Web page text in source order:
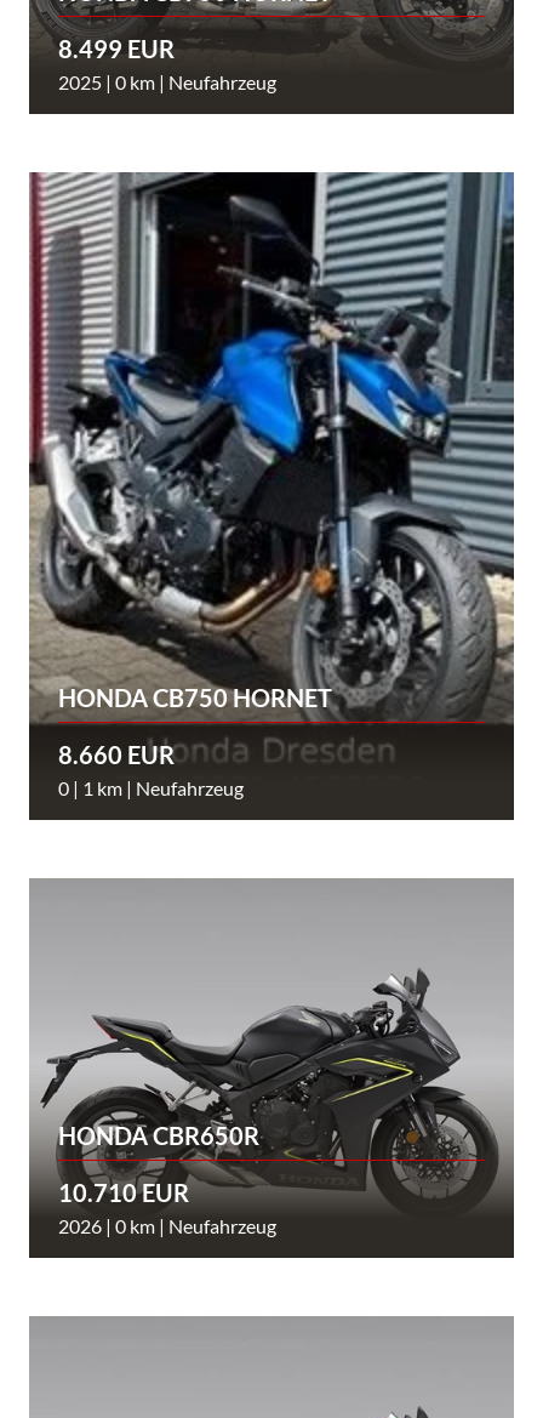
8.499 EUR
2025 | 0 km | Neufahrzeug
HONDA CB750 HORNET
8.660 EUR
0 | 1 km | Neufahrzeug
HONDA CBR650R
10.710 EUR
2026 | 0 km | Neufahrzeug